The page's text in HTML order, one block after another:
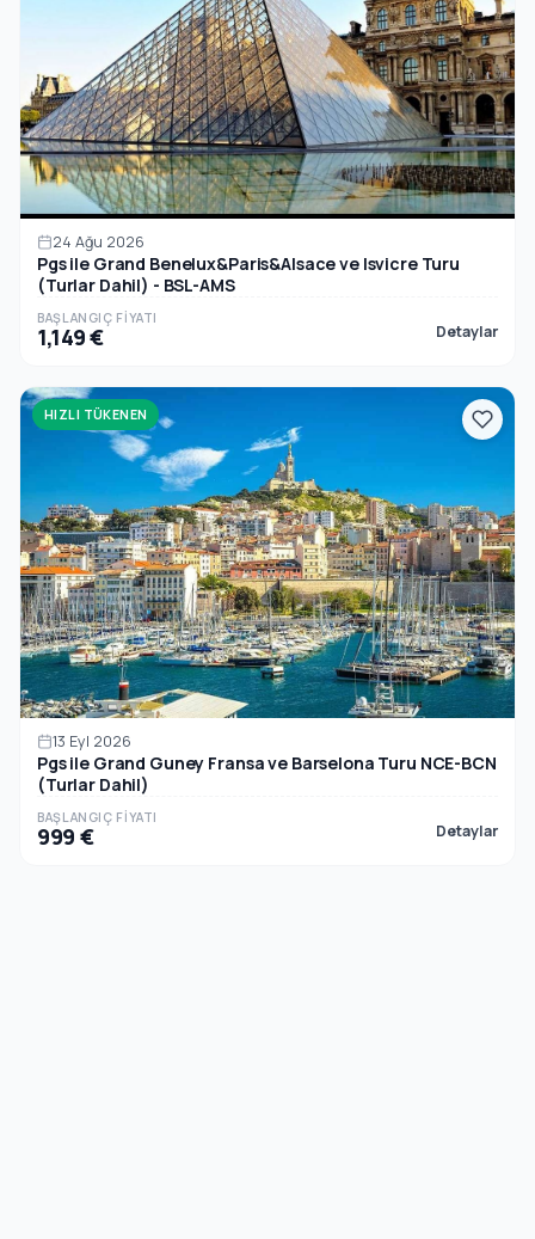
24 Ağu 2026
Pgs ile Grand Benelux&Paris&Alsace ve Isvicre Turu
(Turlar Dahil) - BSL-AMS
BAŞLANGIÇ FIYATI
1,149 € Detaylar
HIZLI TÜKENEN
13 Eyl 2026
Pgs ile Grand Guney Fransa ve Barselona Turu NCE-BCN
(Turlar Dahil)
BAŞLANGIÇ FIYATI
999 € Detaylar